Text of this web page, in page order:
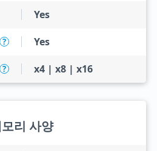
Yes
? Yes
? x4 | x8 | x16
리 사양